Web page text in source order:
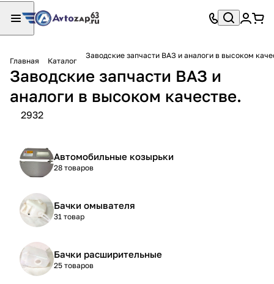
Главная Каталог
Заводские запчасти ВАЗ и аналоги в высоком
Заводские запчасти ВАЗ и
аналоги в высоком качестве.
2932
Автомобильные козырьки
28 товаров
Бачки омывателя
31 товар
Бачки расширительные
25 товаров